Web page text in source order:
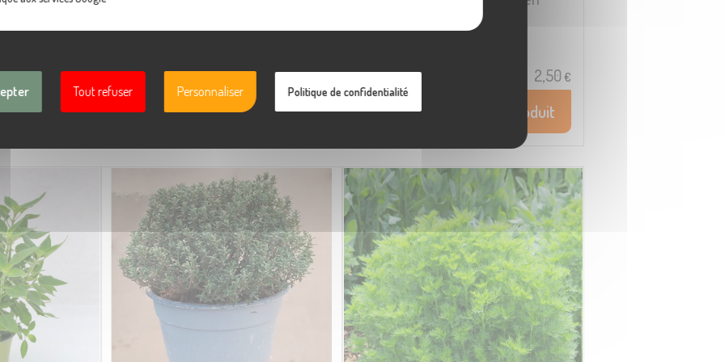
Tout refuser Personnaliser Politique de confidentialité
0,80€
le produit
cuisine et pour ses vertus
2,50 €
Voir le produit